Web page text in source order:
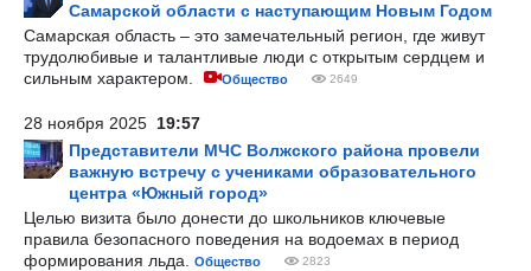
Самарской области с наступающим Новым Годом
Самарская область – это замечательный регион, где живут
трудолюбивые и талантливые люди с открытым сердцем и
сильным характером.
Общество 2649
28 ноября 2025 19:57
Представители МЧС Волжского района провели
важную встречу с учениками образовательного
центра «Южный город»
Целью визита было донести до школьников ключевые
правила безопасного поведения на водоемах в период
формирования льда.
Общество 2823